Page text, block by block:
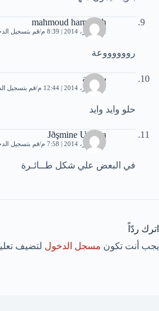
mahmoud hammash
12 فبراير، 2014 | 8:39 م قم بتسجيل
رووووووعة
سكينة
21 فبراير، 2014 | 12:44 م قم بتسجيل
حلو وايد وايد
Jðşmine Uşðma
21 فبراير، 2014 | 7:58 م قم بتسجيل
في البعض علي شكل طــائـرة
اترك ردّاً
يجب أنت تكون مسجل الدخول لتضيف